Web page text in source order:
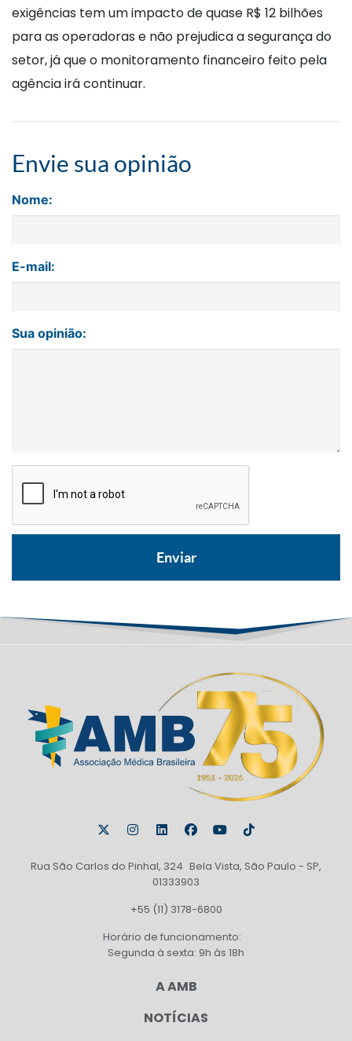
exigências tem um impacto de quase R$ 12 bilhões
para as operadoras e não prejudica a segurança do
setor, já que o monitoramento financeiro feito pela
agência irá continuar.
Envie sua opinião
Nome:
E-mail:
Sua opinião:
Rua São Carlos do Pinhal, 324 Bela Vista, São Paulo - SP,
01333903
+55 (11) 3178-6800
Horário de funcionamento:
Segunda à sexta: 9h às 18h
A AMB
NOTÍCIAS